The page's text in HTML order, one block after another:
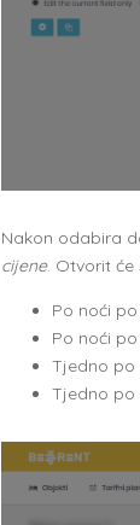
Nakon odabira
cijene. Otvorit
Po noći
Po noći
Tjedno po
Tjedno po